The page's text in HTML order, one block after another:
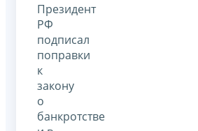
Президент
РФ
подписал
поправки
к
закону
о
банкротстве